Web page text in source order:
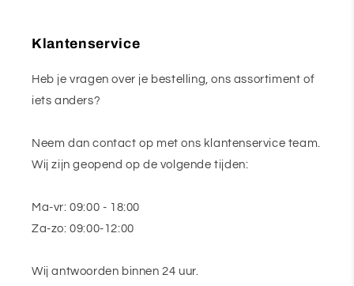
Klantenservice
Heb je vragen over je bestelling, ons assortiment of
iets anders?
Neem dan contact op met ons klantenservice team.
Wij zijn geopend op de volgende tijden:
Ma-vr: 09:00 - 18:00
Za-zo: 09:00-12:00
Wij antwoorden binnen 24 uur.